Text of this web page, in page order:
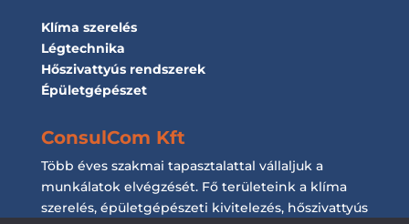
Klíma szerelés
Légtechnika
Hőszivattyús rendszerek
Épületgépészet
ConsulCom Kft
Több éves szakmai tapasztalattal vállaljuk a
munkálatok elvégzését. Fő területeink a klíma
szerelés, épületgépészeti kivitelezés, hőszivattyús